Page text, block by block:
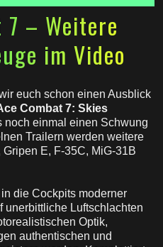
7 – Weitere
im Video
euch schon einen Ausblick
Combat 7: Skies
noch einmal einen Schwung
Trailern werden weitere
E, F-35C, MiG-31B
die Cockpits moderner
unerbittliche Luftschlachten
Optik,
authentischen und